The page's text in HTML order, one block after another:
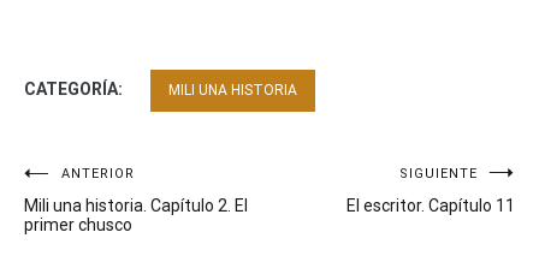
CATEGORÍA: MILI UNA HISTORIA
Navegación
de
ANTERIOR
Mili una historia. Capítulo 2. El
primer chusco
SIGUIENTE
El escritor. Capítulo 11